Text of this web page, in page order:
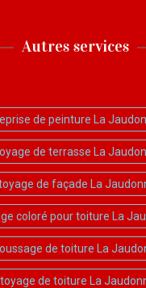
Autres services
de peinture La
de terrasse La
de façade La
coloré pour toiture La
de toiture La
de toiture La